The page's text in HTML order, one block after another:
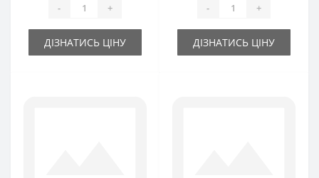
- +
ДІЗНАТИСЬ ЦІНУ
- +
ДІЗНАТИСЬ ЦІНУ